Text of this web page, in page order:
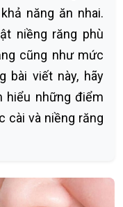
năng ăn nhai.
niềng răng phù
cũng như mức
bài viết này, hãy
hiểu những điểm
cài và niềng răng